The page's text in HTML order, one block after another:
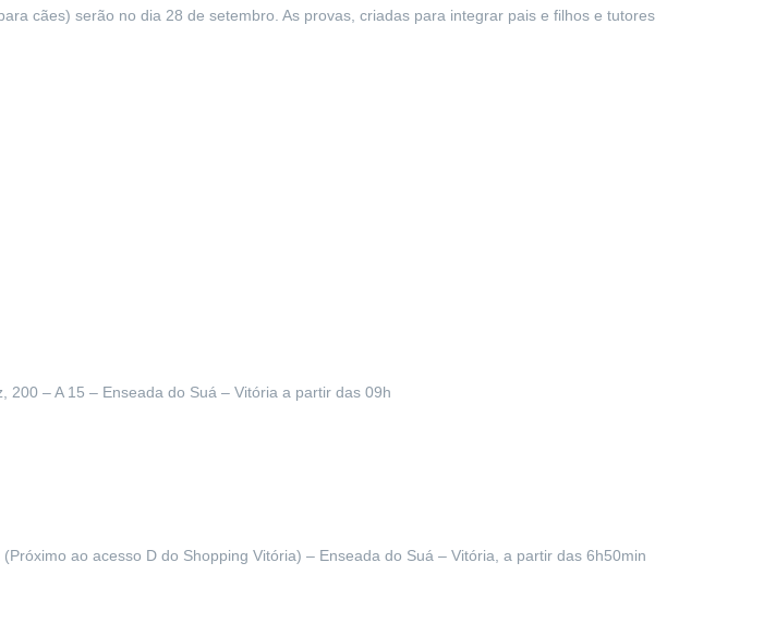
cães) serão no dia 28 de setembro. As provas, criadas para integrar pais e filhos e tutores
200 – A 15 – Enseada do Suá – Vitória a partir das 09h
ao acesso D do Shopping Vitória) – Enseada do Suá – Vitória, a partir das 6h50min